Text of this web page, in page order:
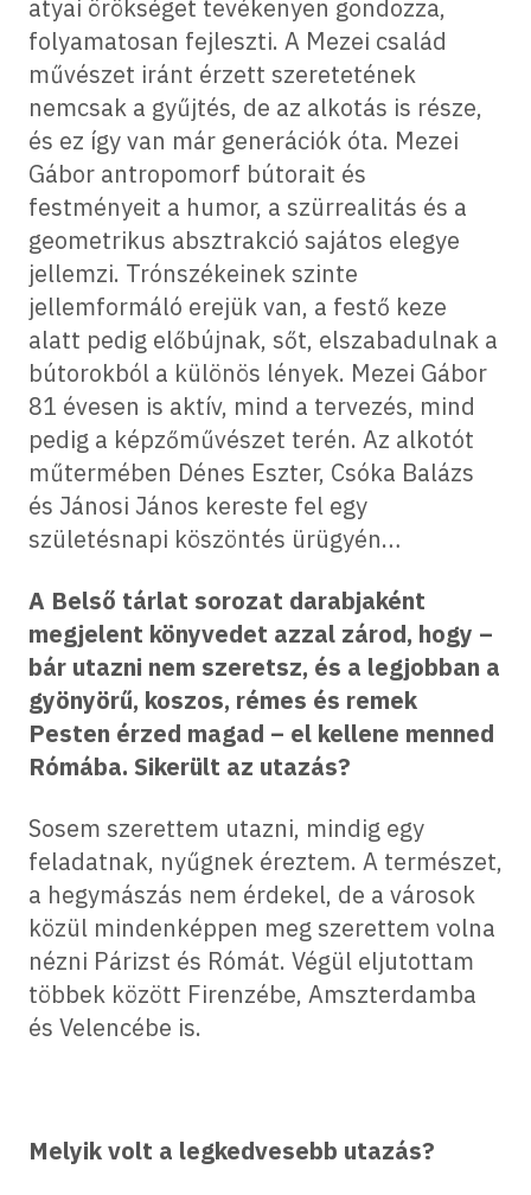
atyai örökséget tevékenyen gondozza,
folyamatosan fejleszti. A Mezei család
művészet iránt érzett szeretetének
nemcsak a gyűjtés, de az alkotás is része,
és ez így van már generációk óta. Mezei
Gábor antropomorf bútorait és
festményeit a humor, a szürrealitás és a
geometrikus absztrakció sajátos elegye
jellemzi. Trónszékeinek szinte
jellemformáló erejük van, a festő keze
alatt pedig előbújnak, sőt, elszabadulnak a
bútorokból a különös lények. Mezei Gábor
81 évesen is aktív, mind a tervezés, mind
pedig a képzőművészet terén. Az alkotót
műtermében Dénes Eszter, Csóka Balázs
és Jánosi János kereste fel egy
születésnapi köszöntés ürügyén…
A Belső tárlat sorozat darabjaként
megjelent könyvedet azzal zárod, hogy –
bár utazni nem szeretsz, és a legjobban a
gyönyörű, koszos, rémes és remek
Pesten érzed magad – el kellene menned
Rómába. Sikerült az utazás?
Sosem szerettem utazni, mindig egy
feladatnak, nyűgnek éreztem. A természet,
a hegymászás nem érdekel, de a városok
közül mindenképpen meg szerettem volna
nézni Párizst és Rómát. Végül eljutottam
többek között Firenzébe, Amszterdamba
és Velencébe is.
Melyik volt a legkedvesebb utazás?